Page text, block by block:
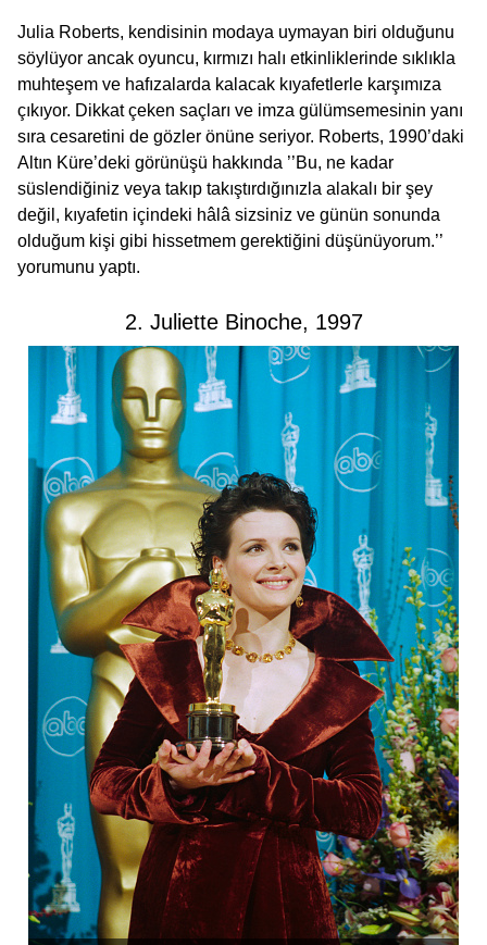
Julia Roberts, kendisinin modaya uymayan biri olduğunu
söylüyor ancak oyuncu, kırmızı halı etkinliklerinde sıklıkla
muhteşem ve hafızalarda kalacak kıyafetlerle karşımıza
çıkıyor. Dikkat çeken saçları ve imza gülümsemesinin yanı
sıra cesaretini de gözler önüne seriyor. Roberts, 1990’daki
Altın Küre’deki görünüşü hakkında ’’Bu, ne kadar
süslendiğiniz veya takıp takıştırdığınızla alakalı bir şey
değil, kıyafetin içindeki hâlâ sizsiniz ve günün sonunda
olduğum kişi gibi hissetmem gerektiğini düşünüyorum.’’
yorumunu yaptı.
2. Juliette Binoche, 1997